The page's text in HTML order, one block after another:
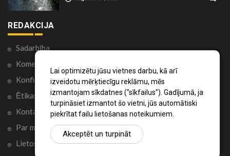
Lai optimizētu jūsu vietnes darbu, kā arī
izveidotu mērķtiecīgu reklāmu, mēs
izmantojam sīkdatnes ("sīkfailus"). Gadījumā, ja
turpināsiet izmantot šo vietni, jūs automātiski
piekrītat failu lietošanas noteikumiem.
Akceptēt un turpināt
REDAKCIJA
Sadarbība
Komentāri portālā
Konfidencialitātes politika
Ētikas kodekss
Kontakti
Par mums
Lietošanas noteikumi